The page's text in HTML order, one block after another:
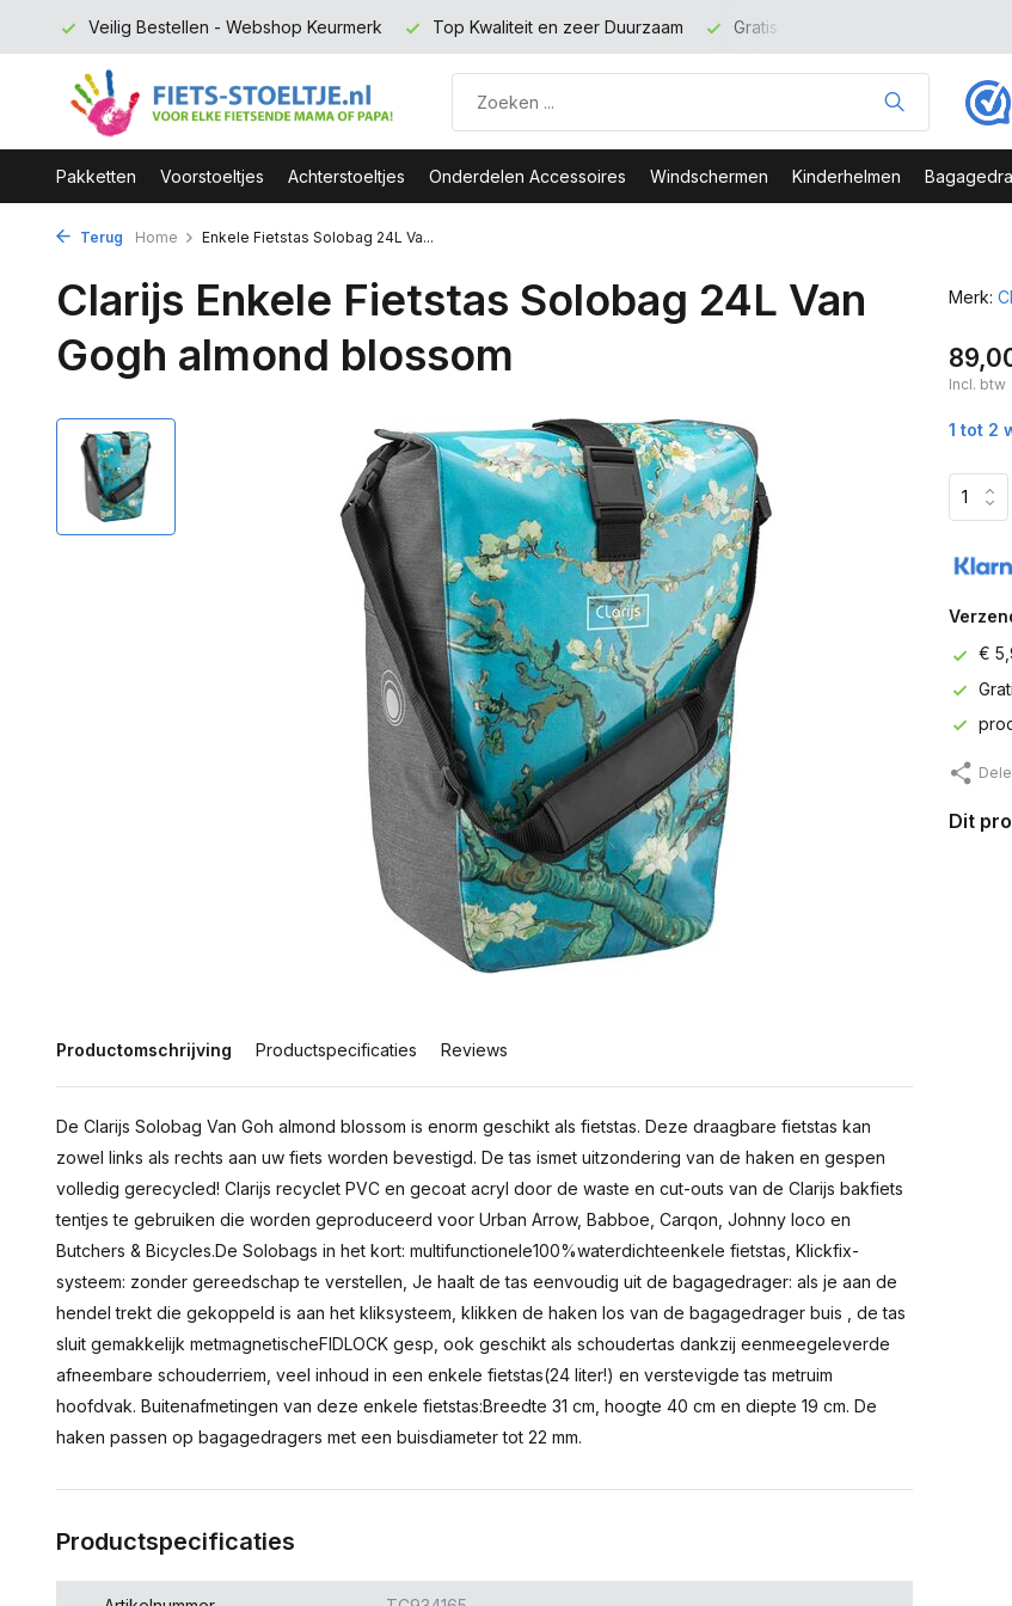
Veilig Bestellen - Webshop Keurmerk Top Kwaliteit en zeer Duurzaam Gratis verzending binnen NL vanaf
Pakketten Voorstoeltjes Achterstoeltjes Onderdelen Accessoires Windschermen Kinderhelmen
Terug Home Enkele Fietstas Solobag 24L Va...
Clarijs Enkele Fietstas Solobag 24L Van
Gogh almond blossom
Productomschrijving Productspecificaties Reviews
De Clarijs Solobag Van Goh almond blossom is enorm geschikt als fietstas. Deze draagbare fietstas kan
zowel links als rechts aan uw fiets worden bevestigd. De tas ismet uitzondering van de haken en gespen
volledig gerecycled! Clarijs recyclet PVC en gecoat acryl door de waste en cut-outs van de Clarijs bakfiets
tentjes te gebruiken die worden geproduceerd voor Urban Arrow, Babboe, Carqon, Johnny loco en
Butchers & Bicycles.De Solobags in het kort: multifunctionele100%waterdichteenkele fietstas, Klickfix-
systeem: zonder gereedschap te verstellen, Je haalt de tas eenvoudig uit de bagagedrager: als je aan de
hendel trekt die gekoppeld is aan het kliksysteem, klikken de haken los van de bagagedrager buis , de tas
sluit gemakkelijk metmagnetischeFIDLOCK gesp, ook geschikt als schoudertas dankzij eenmeegeleverde
afneembare schouderriem, veel inhoud in een enkele fietstas(24 liter!) en verstevigde tas metruim
hoofdvak. Buitenafmetingen van deze enkele fietstas:Breedte 31 cm, hoogte 40 cm en diepte 19 cm. De
haken passen op bagagedragers met een buisdiameter tot 22 mm.
Productspecificaties
Merk:
Incl. btw
1 tot 2
€
Dit